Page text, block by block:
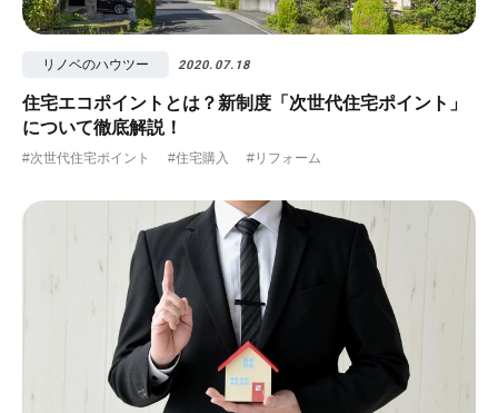
リノベのハウツー 2020.07.18
住宅エコポイントとは？新制度「次世代住宅ポイント」
について徹底解説！
#次世代住宅ポイント #住宅購入 #リフォーム